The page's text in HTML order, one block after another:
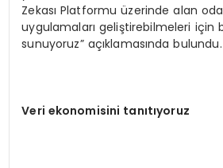
Zekası Platformu üzerinde alan
uygulamaları geliştirebilmeleri için
sunuyoruz” açıklamasında bulundu.
Veri ekonomisini tanıtıyoruz